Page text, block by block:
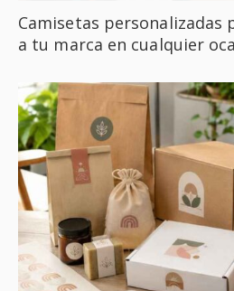
Camisetas personalizadas
a tu marca en cualquier